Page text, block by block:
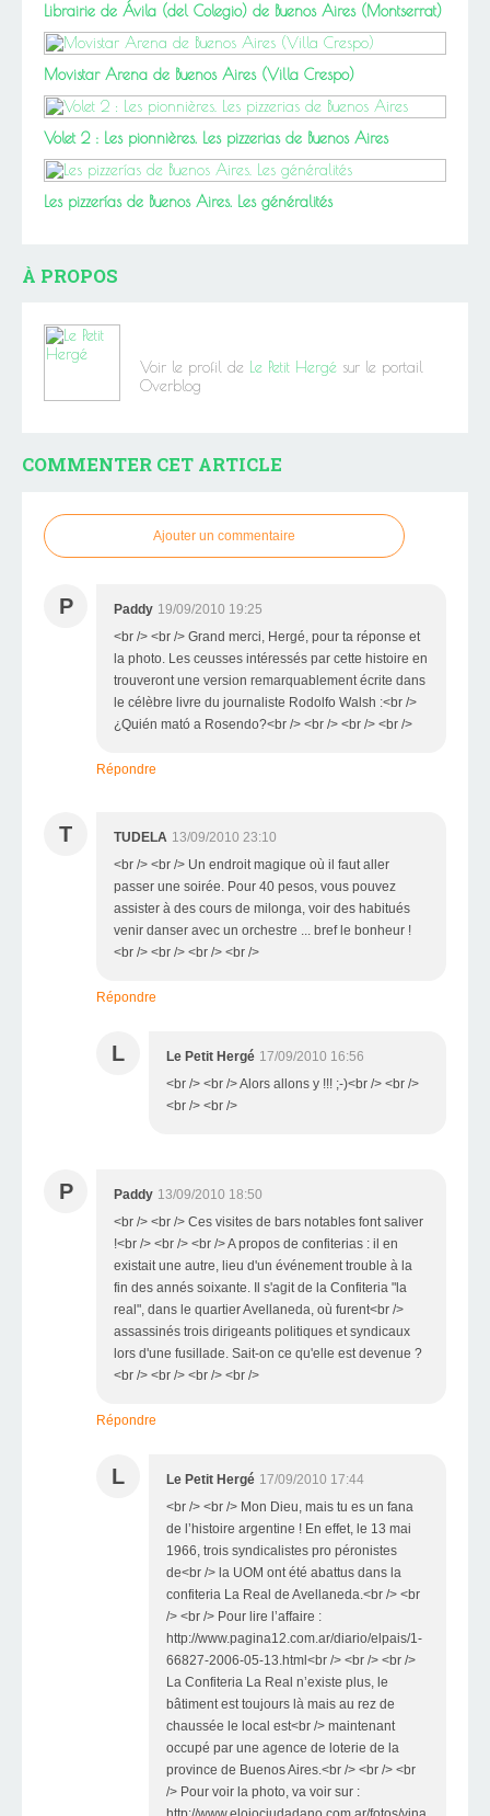
Librairie de Ávila (del Colegio) de Buenos Aires (Montserrat)
Movistar Arena de Buenos Aires (Villa Crespo)
Volet 2 : Les pionnières. Les pizzerias de Buenos Aires
Les pizzerías de Buenos Aires. Les généralités
À PROPOS
Voir le profil de Le Petit Hergé sur le portail
Overblog
COMMENTER CET ARTICLE
Ajouter un commentaire
P Paddy 19/09/2010 19:25
<br /> <br /> Grand merci, Hergé, pour ta réponse et
la photo. Les ceusses intéressés par cette histoire en
trouveront une version remarquablement écrite dans
le célèbre livre du journaliste Rodolfo Walsh :<br />
¿Quién mató a Rosendo?<br /> <br /> <br /> <br />
Répondre
T TUDELA 13/09/2010 23:10
<br /> <br /> Un endroit magique où il faut aller
passer une soirée. Pour 40 pesos, vous pouvez
assister à des cours de milonga, voir des habitués
venir danser avec un orchestre ... bref le bonheur !
<br /> <br /> <br /> <br />
Répondre
L Le Petit Hergé 17/09/2010 16:56
<br /> <br /> Alors allons y !!! ;-)<br /> <br />
<br /> <br />
P Paddy 13/09/2010 18:50
<br /> <br /> Ces visites de bars notables font saliver
!<br /> <br /> <br /> A propos de confiterias : il en
existait une autre, lieu d'un événement trouble à la
fin des annés soixante. Il s'agit de la Confiteria "la
real", dans le quartier Avellaneda, où furent<br />
assassinés trois dirigeants politiques et syndicaux
lors d'une fusillade. Sait-on ce qu'elle est devenue ?
<br /> <br /> <br /> <br />
Répondre
L Le Petit Hergé 17/09/2010 17:44
<br /> <br /> Mon Dieu, mais tu es un fana
de l’histoire argentine ! En effet, le 13 mai
1966, trois syndicalistes pro péronistes
de<br /> la UOM ont été abattus dans la
confiteria La Real de Avellaneda.<br /> <br
/> <br /> Pour lire l’affaire :
http://www.pagina12.com.ar/diario/elpais/1-
66827-2006-05-13.html<br /> <br /> <br />
La Confiteria La Real n’existe plus, le
bâtiment est toujours là mais au rez de
chaussée le local est<br /> maintenant
occupé par une agence de loterie de la
province de Buenos Aires.<br /> <br /> <br
/> Pour voir la photo, va voir sur :